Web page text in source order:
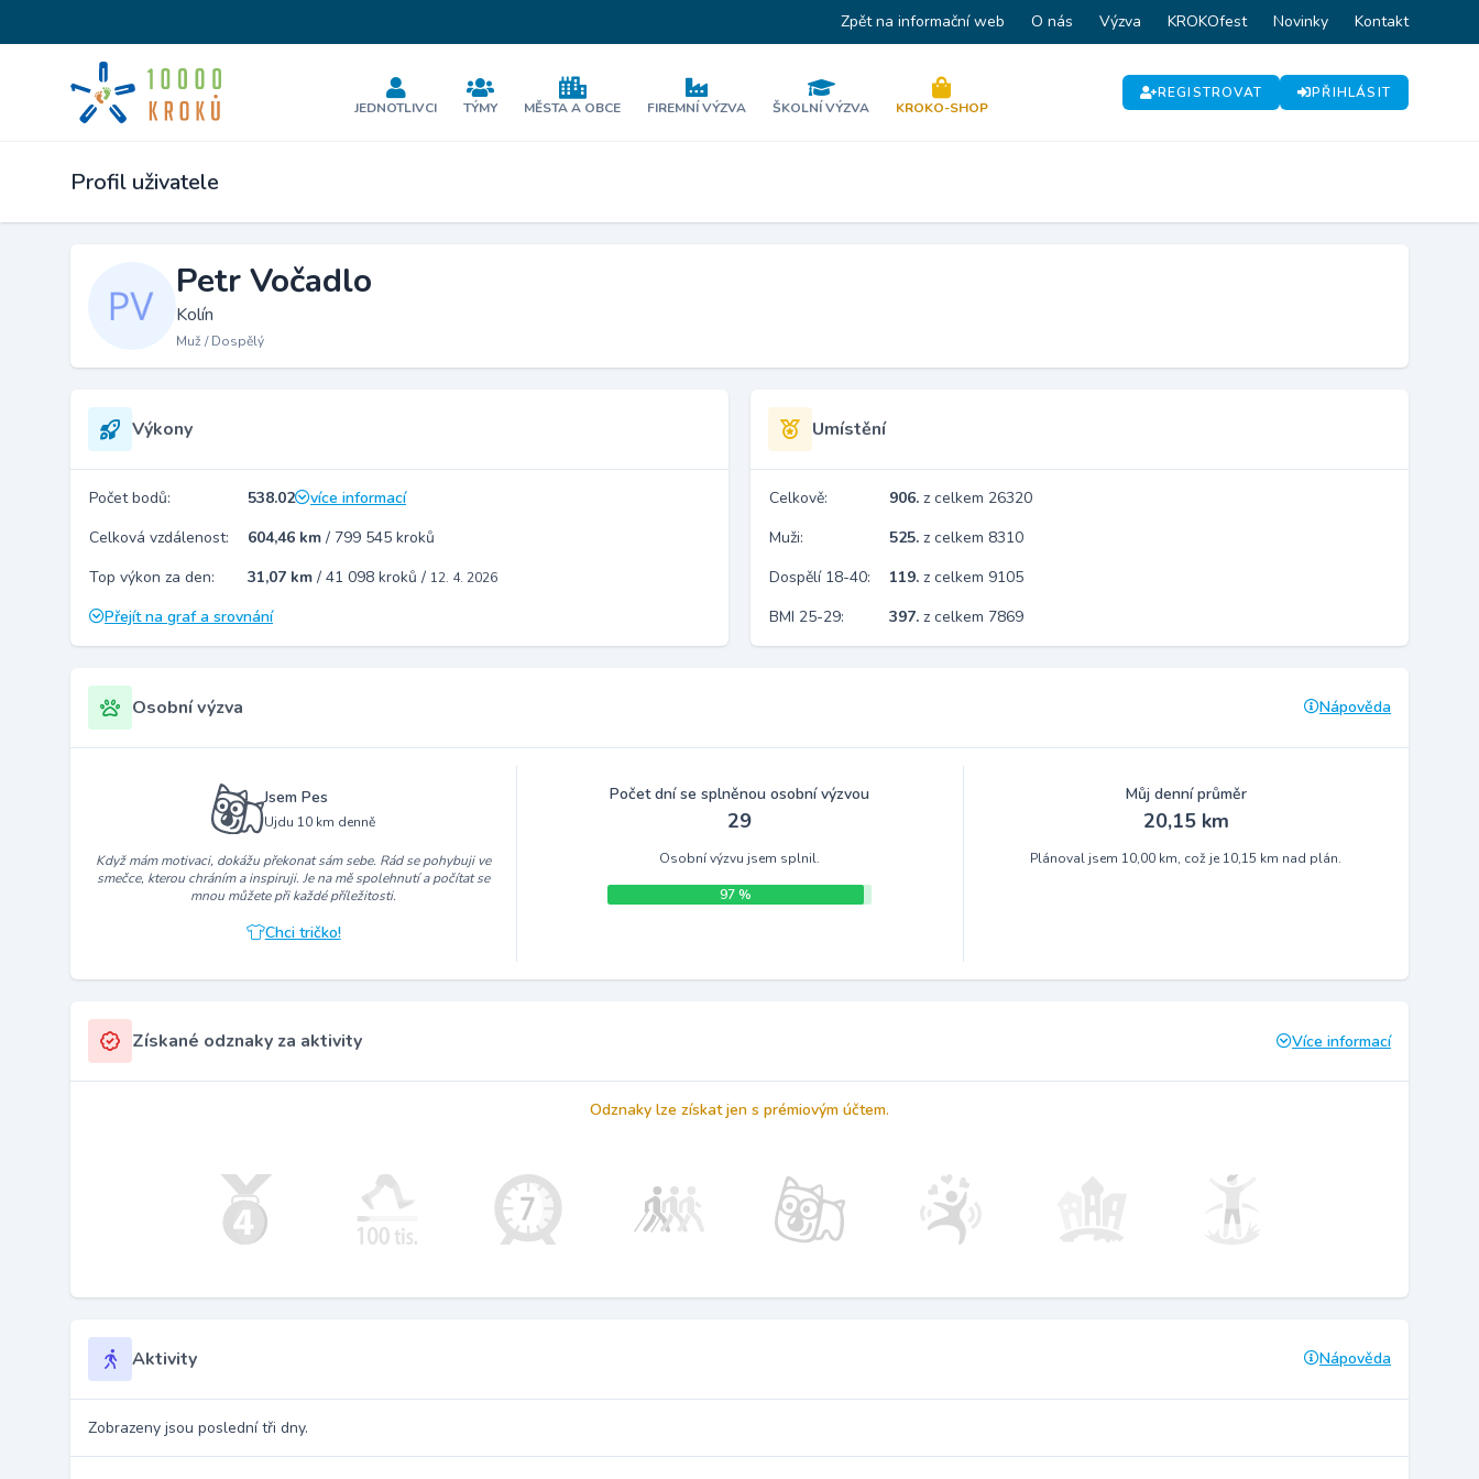
Zpět na informační web O nás Výzva KROKOfest Novinky Kontakt
JEDNOTLIVCI TÝMY MĚSTA A OBCE FIREMNÍ VÝZVA ŠKOLNÍ VÝZVA KROKO-SHOP
REGISTROVAT PŘIHLÁSIT
Profil uživatele
Petr Vočadlo
Kolín
Muž / Dospělý
Výkony
Počet bodů: 538.02
více informací
Celková vzdálenost:
604,46 km / 799 545 kroků
Top výkon za den:
31,07 km / 41 098 kroků / 12. 4. 2026
Přejít na graf a srovnání
Umístění
Celkově: 906. z celkem 26320
Muži:
525. z celkem 8310
Dospělí 18-40:
119. z celkem 9105
BMI 25-29:
397. z celkem 7869
Osobní výzva Nápověda
Jsem Pes
Ujdu 10 km denně
Když mám motivaci, dokážu překonat sám sebe. Rád se pohybuji ve
smečce, kterou chráním a inspiruji. Je na mě spolehnutí a počítat se
mnou můžete při každé příležitosti.
Chci tričko!
Počet dní se splněnou osobní výzvou
29
Osobní výzvu jsem splnil.
97 %
Můj denní průměr
20,15 km
Plánoval jsem 10,00 km, což je 10,15 km nad plán.
Získané odznaky za aktivity Více informací
Odznaky lze získat jen s prémiovým účtem.
Aktivity Nápověda
Zobrazeny jsou poslední tři dny.